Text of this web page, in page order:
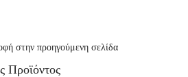
στην προηγούμενη σελίδα
Προϊόντος